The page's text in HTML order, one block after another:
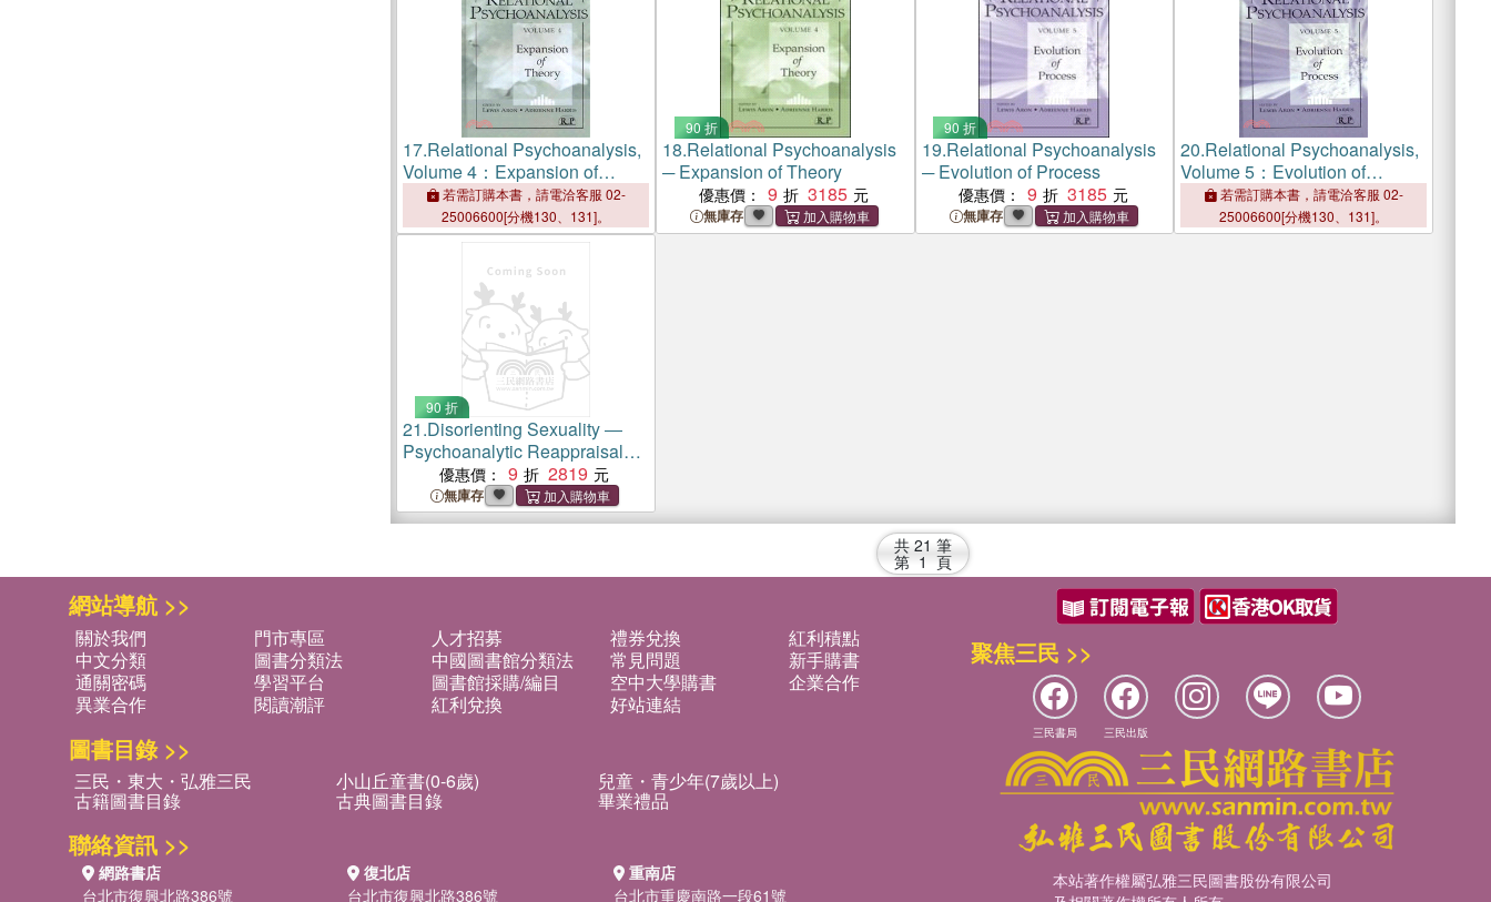
17.Relational Psychoanalysis,
Volume 4：Expansion of
Theory若需訂購本書，請電洽客服 02-
25006600[分機130、131]。
90 折
18.Relational Psychoanalysis
─ Expansion of Theory
優惠價： 9 3185
無庫存
90 折
19.Relational Psychoanalysis
─ Evolution of Process
優惠價： 9 3185
無庫存
20.Relational Psychoanalysis,
Volume 5：Evolution of
Process若需訂購本書，請電洽客服 02-
25006600[分機130、131]。
90 折
21.Disorienting Sexuality ―
Psychoanalytic Reappraisals
of Sexual Identities
優惠價： 9 2819
無庫存
共 21 筆
第 1 頁
網站導航 >>
關於我們 門市專區 人才招募 禮券兌換
紅利積點
中文分類
圖書分類法 中國圖書館分類法 常見問題
新手購書
通關密碼
學習平台 圖書館採購/編目 空中大學購書
企業合作
異業合作
閱讀潮評 紅利兌換 好站連結
圖書目錄 >>
三民・東大・弘雅三民 小山丘童書(0-6歲) 兒童・青少年(7歲以上)
古籍圖書目錄 古典圖書目錄 畢業禮品
聯絡資訊 >>
網路書店
台北市復興北路386號
復北店
台北市復興北路386號
重南店
台北市重慶南路一段61號
聚焦三民 >>
三民書局 三民出版
本站著作權屬弘雅三民圖書股份有限公司